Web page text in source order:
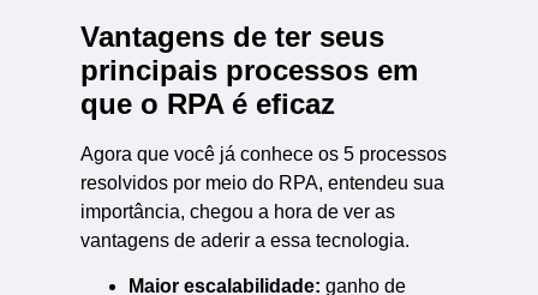
Vantagens de ter seus
principais processos em
que o RPA é eficaz
Agora que você já conhece os 5 processos
resolvidos por meio do RPA, entendeu sua
importância, chegou a hora de ver as
vantagens de aderir a essa tecnologia.
Maior escalabilidade:ganho de